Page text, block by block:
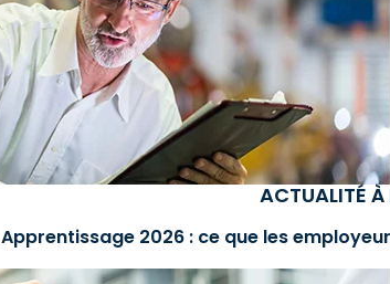
ACTUALITÉ À
Apprentissage 2026 : ce que les